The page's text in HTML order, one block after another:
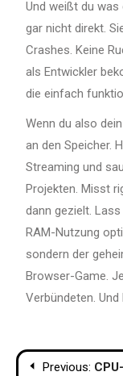
Und weißt du
gar nicht direkt.
Crashes. Keine
als Entwickler
die einfach
Wenn du also
an den Speicher.
Streaming und
Projekten. Misst
dann gezielt.
RAM-Nutzung
sondern der
Browser-Game.
Verbündeten.
PostPrevious: